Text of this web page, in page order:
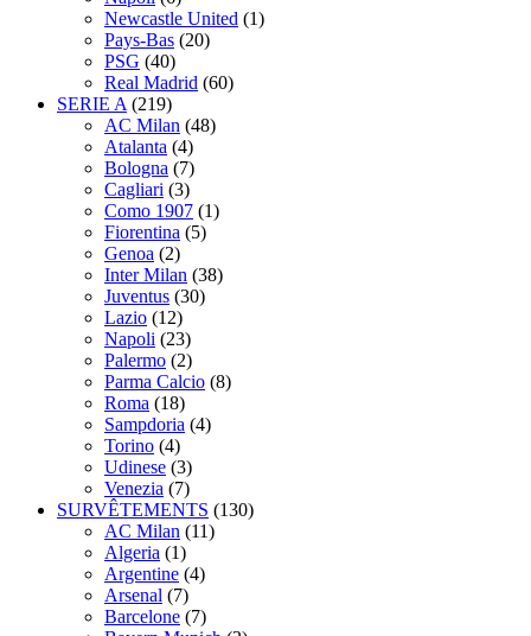
Newcastle United (1)
Pays-Bas (20)
PSG (40)
Real Madrid (60)
SERIE A (219)
AC Milan (48)
Atalanta (4)
Bologna (7)
Cagliari (3)
Como 1907 (1)
Fiorentina (5)
Genoa (2)
Inter Milan (38)
Juventus (30)
Lazio (12)
Napoli (23)
Palermo (2)
Parma Calcio (8)
Roma (18)
Sampdoria (4)
Torino (4)
Udinese (3)
Venezia (7)
SURVÊTEMENTS (130)
AC Milan (11)
Algeria (1)
Argentine (4)
Arsenal (7)
Barcelone (7)